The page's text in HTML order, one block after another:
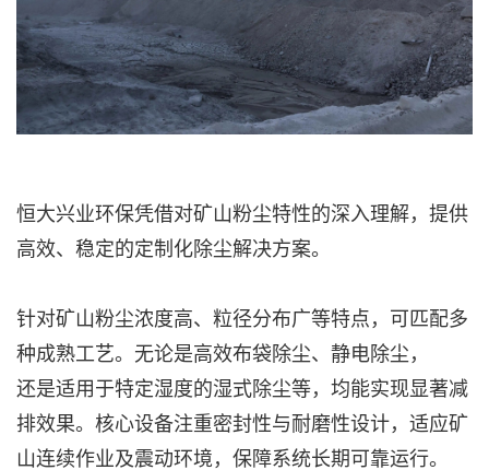
恒大兴业环保凭借对矿山粉尘特性的深入理解，提供
高效、稳定的定制化除尘解决方案。
针对矿山粉尘浓度高、粒径分布广等特点，可匹配多
种成熟工艺。无论是高效布袋除尘、静电除尘，
还是适用于特定湿度的湿式除尘等，均能实现显著减
排效果。核心设备注重密封性与耐磨性设计，适应矿
山连续作业及震动环境，保障系统长期可靠运行。